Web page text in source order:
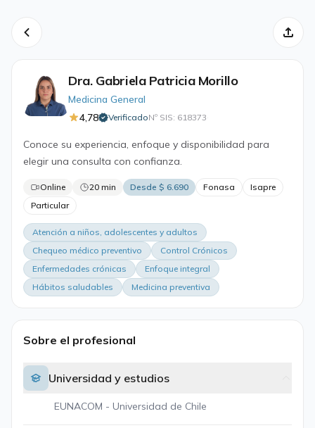
Dra. Gabriela Patricia Morillo
Medicina General
4,78
VerificadoNº SIS: 618373·
Conoce su experiencia, enfoque y disponibilidad para
elegir una consulta con confianza.
Online 20 min Desde $ 6.690 Fonasa
Isapre
Particular
Atención a niños, adolescentes y adultos
Chequeo médico preventivo
Control Crónicos
Enfermedades crónicas
Enfoque integral
Hábitos saludables
Medicina preventiva
Sobre el profesional
Universidad y estudios
EUNACOM - Universidad de Chile